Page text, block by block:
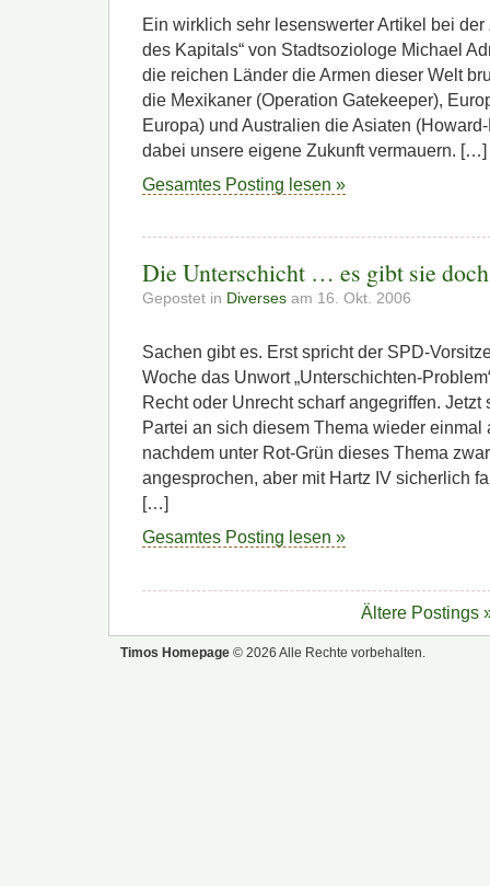
Ein wirklich sehr lesenswerter Artikel bei der
des Kapitals“ von Stadtsoziologe Michael
die reichen Länder die Armen dieser Welt
die Mexikaner (Operation Gatekeeper),
Europa) und Australien die Asiaten
dabei unsere eigene Zukunft vermauern. […]
Gesamtes Posting lesen »
Die Unterschicht … es gibt sie
Gepostet in Diverses am 16. Okt. 2006
Sachen gibt es. Erst spricht der SPD-
Woche das Unwort „Unterschichten-
Recht oder Unrecht scharf angegriffen.
Partei an sich diesem Thema wieder einmal
nachdem unter Rot-Grün dieses Thema
angesprochen, aber mit Hartz IV sicherlich
[…]
Gesamtes Posting lesen »
Ältere Postings
Timos Homepage © 2026 Alle Rechte vorbehalten.